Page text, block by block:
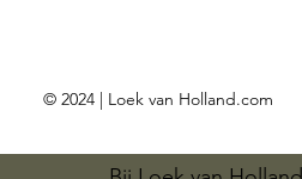
© 2024 | Loek van Holland.com